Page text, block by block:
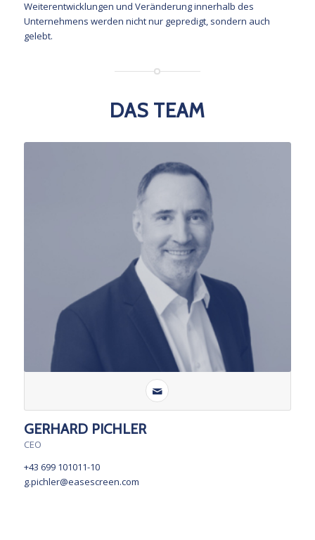
Weiterentwicklungen und Veränderung innerhalb des
Unternehmens werden nicht nur gepredigt, sondern auch
gelebt.
DAS TEAM
GERHARD PICHLER
CEO
+43 699 101011-10
g.pichler@easescreen.com